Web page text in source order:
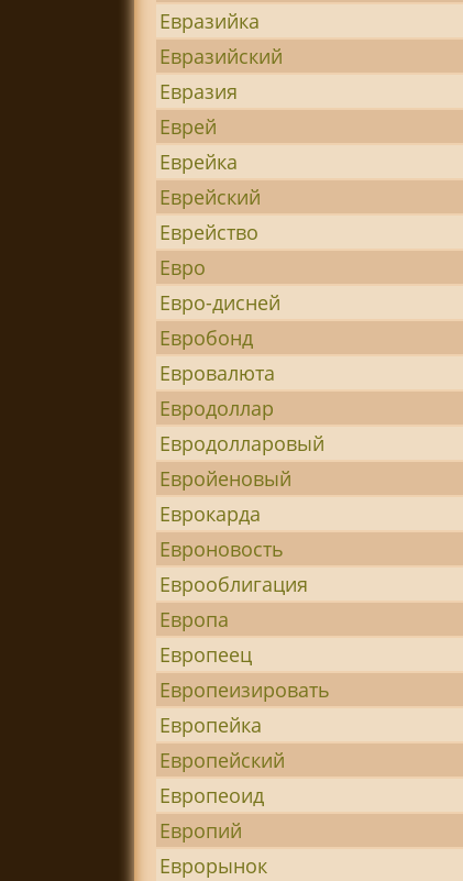
Евразийка
Евразийский
Евразия
Еврей
Еврейка
Еврейский
Еврейство
Евро
Евро-дисней
Евробонд
Евровалюта
Евродоллар
Евродолларовый
Евройеновый
Еврокарда
Евроновость
Еврооблигация
Европа
Европеец
Европеизировать
Европейка
Европейский
Европеоид
Европий
Еврорынок